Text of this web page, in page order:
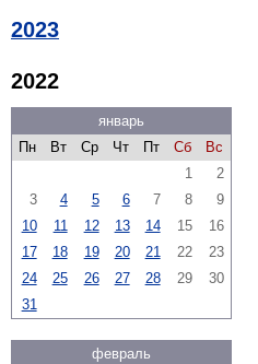
2023
2022
январь
Пн
Вт Ср Чт Пт Сб
Вс
1
2
3
4 5 6 7 8
9
10
11 12 13 14 15
16
17
18 19 20 21 22
23
24
25 26 27 28 29
30
31
февраль